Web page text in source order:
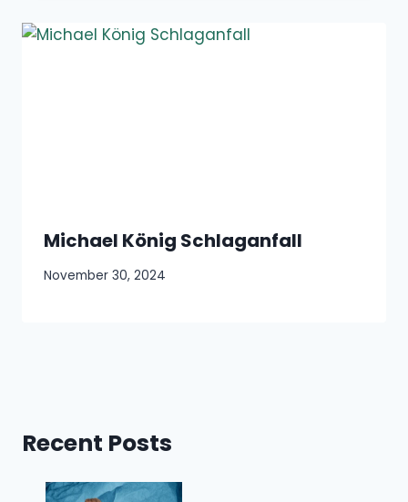
Michael König Schlaganfall
November 30, 2024
Recent Posts